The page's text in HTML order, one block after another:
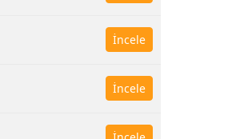
İncele
İncele